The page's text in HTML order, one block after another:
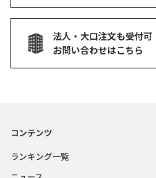
法人・大口注文も受付可
お問い合わせはこちら
コンテンツ
ランキング一覧